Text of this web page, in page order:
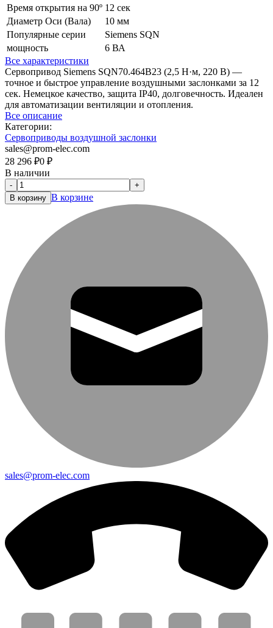
Время открытия на 90º 12 сек
Диаметр Оси (Вала)
10 мм
Популярные серии
Siemens SQN
мощность
6 ВА
Все характеристики
Сервопривод Siemens SQN70.464B23 (2,5 Н·м, 220 В) —
точное и быстрое управление воздушными заслонками за 12
сек. Немецкое качество, защита IP40, долговечность. Идеален
для автоматизации вентиляции и отопления.
Все описание
Категории:
Сервоприводы воздушной заслонки
sales@prom-elec.com
28 296 ₽0 ₽
В наличии
-
+
В корзину В корзине
sales@prom-elec.com